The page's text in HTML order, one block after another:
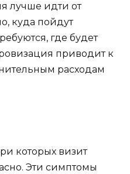
лучше идти от
куда пойдут
где будет
приводит к
расходам
которых визит
Эти симптомы